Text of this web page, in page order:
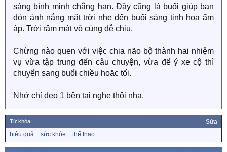
sáng bình minh chẳng hạn. Đây cũng là buổi giúp bạn
đón ánh nắng mặt trời nhẹ đến buổi sáng tinh hoa ấm
áp. Trời râm mát vô cùng dễ chịu.
Chừng nào quen với việc chia não bộ thành hai nhiệm
vụ vừa tập trung đến câu chuyện, vừa để ý xe cộ thì
chuyển sang buổi chiều hoặc tối.
Nhớ chỉ đeo 1 bên tai nghe thôi nha.
Từ khóa: Sửa
ừ
k
hiệu quả sức khỏe thể thao